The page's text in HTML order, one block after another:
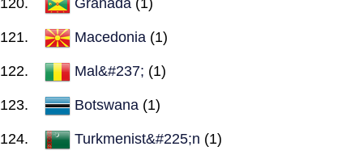
Macedonia (1)
Mal&#237; (1)
Botswana (1)
Turkmenist&#225;n (1)